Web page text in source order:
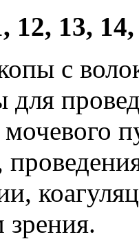
12, 13,
с
для
зрения.